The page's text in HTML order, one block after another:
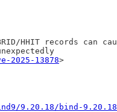
HHIT records can
13878>
9.20.18/bind-